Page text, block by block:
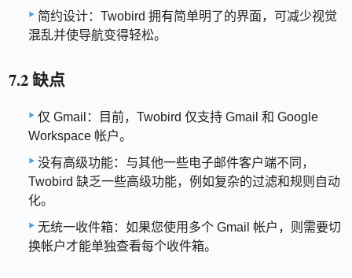
简约设计：Twobird 拥有简单明了的界面，可减少视觉
混乱并使导航变得轻松。
7.2 缺点
仅 Gmail：目前，Twobird 仅支持 Gmail 和 Google
Workspace 帐户。
没有高级功能：与其他一些电子邮件客户端不同，
Twobird 缺乏一些高级功能，例如复杂的过滤和规则自动
化。
无统​​一收件箱：如果您使用多个 Gmail 帐户，则需要切
换帐户才能单独查看每个收件箱。